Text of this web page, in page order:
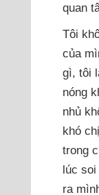
quan
Tôi
của
gì, tôi
nóng
nhủ
khó
trong
lúc
ra